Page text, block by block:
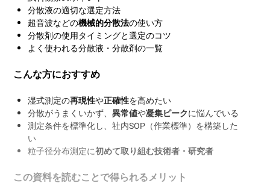
分散液の適切な選定方法
超音波などの機械的分散法の使い方
分散剤の使用タイミングと選定のコツ
よく使われる分散液・分散剤の一覧
こんな方におすすめ
湿式測定の再現性や正確性を高めたい
分散がうまくいかず、 異常値や凝集ピークに悩んでいる
測定条件を標準化し、社内SOP（作業標準）を構築した
い
粒子径分布測定に初めて取り組む技術者・研究者
この資料を読むことで得られるメリット